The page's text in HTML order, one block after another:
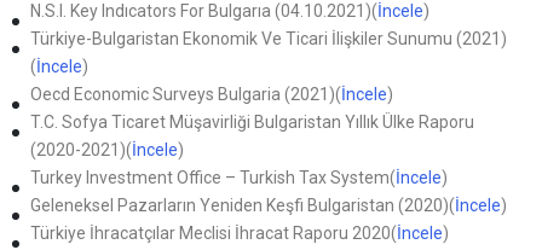
N.S.I. Key Indıcators For Bulgarıa (04.10.2021)(İncele)
Türkiye-Bulgaristan Ekonomik Ve Ticari İlişkiler Sunumu (2021)
(İncele)
Oecd Economic Surveys Bulgaria (2021)(İncele)
T.C. Sofya Ticaret Müşavirliği Bulgaristan Yıllık Ülke Raporu
(2020-2021)(İncele)
Turkey Investment Office – Turkish Tax System(İncele)
Geleneksel Pazarların Yeniden Keşfi Bulgaristan (2020)(İncele)
Türkiye İhracatçılar Meclisi İhracat Raporu 2020(İncele)